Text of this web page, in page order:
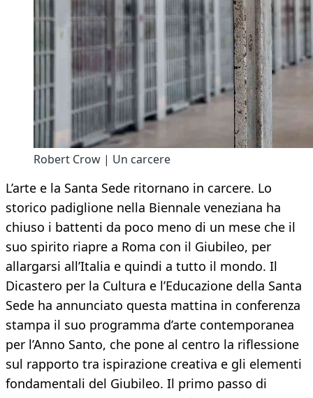
Robert Crow | Un carcere
L’arte e la Santa Sede ritornano in carcere. Lo
storico padiglione nella Biennale veneziana ha
chiuso i battenti da poco meno di un mese che il
suo spirito riapre a Roma con il Giubileo, per
allargarsi all’Italia e quindi a tutto il mondo. Il
Dicastero per la Cultura e l’Educazione della Santa
Sede ha annunciato questa mattina in conferenza
stampa il suo programma d’arte contemporanea
per l’Anno Santo, che pone al centro la riflessione
sul rapporto tra ispirazione creativa e gli elementi
fondamentali del Giubileo. Il primo passo di